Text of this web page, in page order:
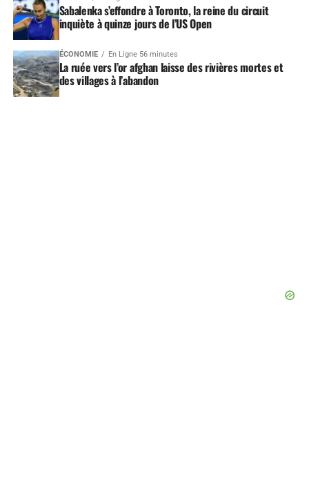
Sabalenka s’effondre à Toronto, la reine du circuit
inquiète à quinze jours de l’US Open
ÉCONOMIE En Ligne 56 minutes
La ruée vers l’or afghan laisse des rivières mortes et
des villages à l’abandon